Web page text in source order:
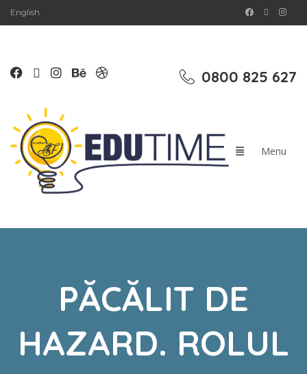
English
0800 825 627
PĂCĂLIT DE
HAZARD. ROLUL